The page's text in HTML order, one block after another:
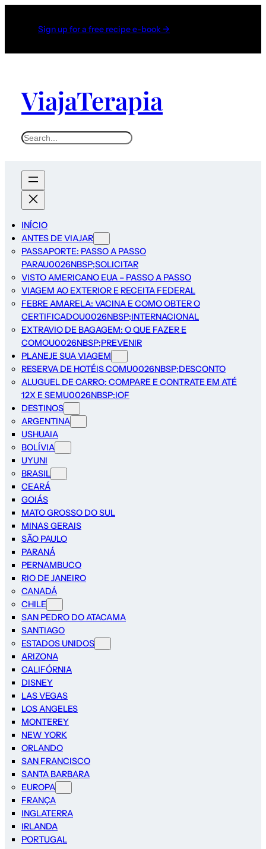
Sign up for a free recipe e-book →
ViajaTerapia
INÍCIO
ANTES DE VIAJAR
PASSAPORTE: PASSO A PASSO
PARAU0026NBSP;SOLICITAR
VISTO AMERICANO EUA – PASSO A PASSO
VIAGEM AO EXTERIOR E RECEITA FEDERAL
FEBRE AMARELA: VACINA E COMO OBTER O
CERTIFICADOU0026NBSP;INTERNACIONAL
EXTRAVIO DE BAGAGEM: O QUE FAZER E
COMOU0026NBSP;PREVENIR
PLANEJE SUA VIAGEM
RESERVA DE HOTÉIS COMU0026NBSP;DESCONTO
ALUGUEL DE CARRO: COMPARE E CONTRATE EM ATÉ
12X E SEMU0026NBSP;IOF
DESTINOS
ARGENTINA
USHUAIA
BOLÍVIA
UYUNI
BRASIL
CEARÁ
GOIÁS
MATO GROSSO DO SUL
MINAS GERAIS
SÃO PAULO
PARANÁ
PERNAMBUCO
RIO DE JANEIRO
CANADÁ
CHILE
SAN PEDRO DO ATACAMA
SANTIAGO
ESTADOS UNIDOS
ARIZONA
CALIFÓRNIA
DISNEY
LAS VEGAS
LOS ANGELES
MONTEREY
NEW YORK
ORLANDO
SAN FRANCISCO
SANTA BARBARA
EUROPA
FRANÇA
INGLATERRA
IRLANDA
PORTUGAL